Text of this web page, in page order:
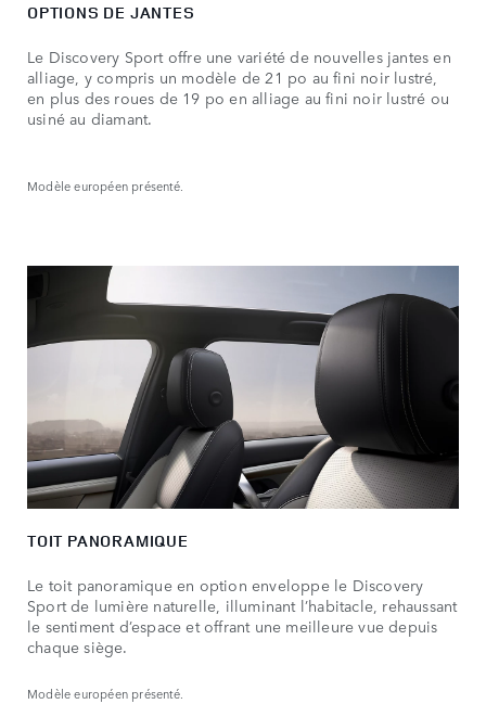
OPTIONS DE JANTES
Le Discovery Sport offre une variété de nouvelles jantes en
alliage, y compris un modèle de 21 po au fini noir lustré,
en plus des roues de 19 po en alliage au fini noir lustré ou
usiné au diamant.
Modèle européen présenté.
TOIT PANORAMIQUE
Le toit panoramique en option enveloppe le Discovery
Sport de lumière naturelle, illuminant l’habitacle, rehaussant
le sentiment d’espace et offrant une meilleure vue depuis
chaque siège.
Modèle européen présenté.